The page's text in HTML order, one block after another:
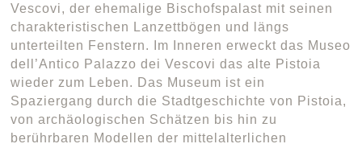
Vescovi, der ehemalige Bischofspalast mit seinen
charakteristischen Lanzettbögen und längs
unterteilten Fenstern. Im Inneren erweckt das Museo
dell’Antico Palazzo dei Vescovi das alte Pistoia
wieder zum Leben. Das Museum ist ein
Spaziergang durch die Stadtgeschichte von Pistoia,
von archäologischen Schätzen bis hin zu
berührbaren Modellen der mittelalterlichen